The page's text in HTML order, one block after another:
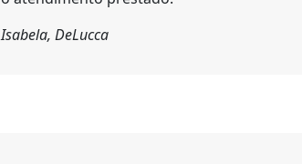
Isabela, DeLucca